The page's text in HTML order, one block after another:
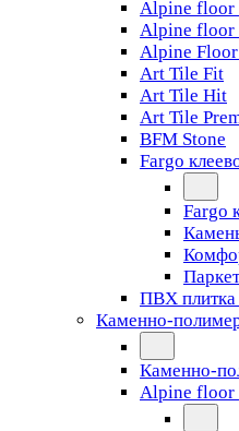
Alpine floor
Alpine floor
Alpine
Art Tile Fit
Art Tile Hit
Art Tile
BFM Stone
Fargo
Fargo
ПВХ плитка
Каменно-
Каменно-
Alpine floor